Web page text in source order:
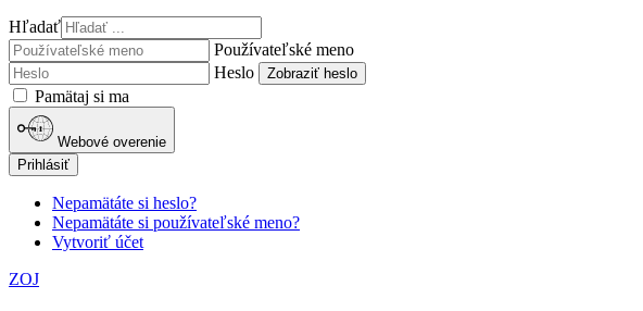
Hľadať
Používateľské meno
Heslo
Zobraziť heslo
Pamätaj si ma
Webové overenie
Prihlásiť
Nepamätáte si heslo?
Nepamätáte si používateľské meno?
Vytvoriť účet
ZOJ